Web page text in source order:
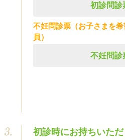
初診問診
不妊問診票（お子さまを
員）
不妊問診
初診時にお持ちいた